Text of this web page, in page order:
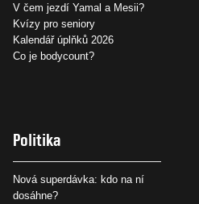
V čem jezdí Yamal a Mesii?
Kvízy pro seniory
Kalendář úplňků 2026
Co je bodycount?
Politika
Nová superdávka: kdo na ní
dosáhne?